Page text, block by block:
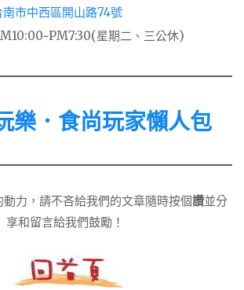
南市中西區開山路74號
星期二、三公休)
樂．食尚玩家懶人包
力，請不吝給我們的文章隨時按個讚並分
享和留言給我們鼓勵！